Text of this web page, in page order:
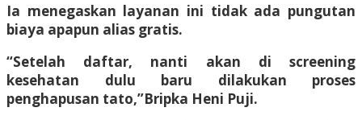
Ia menegaskan layanan ini tidak ada pungutan
biaya apapun alias gratis.
“Setelah daftar, nanti akan di screening
kesehatan dulu baru dilakukan proses
penghapusan tato,”Bripka Heni Puji.